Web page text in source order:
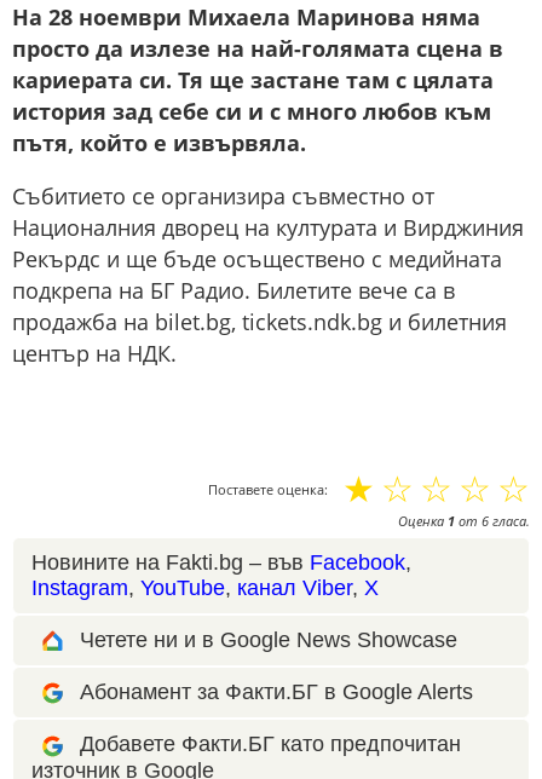
На 28 ноември Михаела Маринова няма
просто да излезе на най-голямата сцена в
кариерата си. Тя ще застане там с цялата
история зад себе си и с много любов към
пътя, който е извървяла.
Събитието се организира съвместно от
Националния дворец на културата и Вирджиния
Рекърдс и ще бъде осъществено с медийната
подкрепа на БГ Радио. Билетите вече са в
продажба на bilet.bg, tickets.ndk.bg и билетния
център на НДК.
Поставете оценка: ☆
☆
☆
☆
☆
Оценка 1 от 6 гласа.
Новините на Fakti.bg – във Facebook,
Instagram, YouTube, канал Viber, X
Четете ни и в Google News Showcase
Абонамент за Факти.БГ в Google Alerts
Добавете Факти.БГ като предпочитан
източник в Google